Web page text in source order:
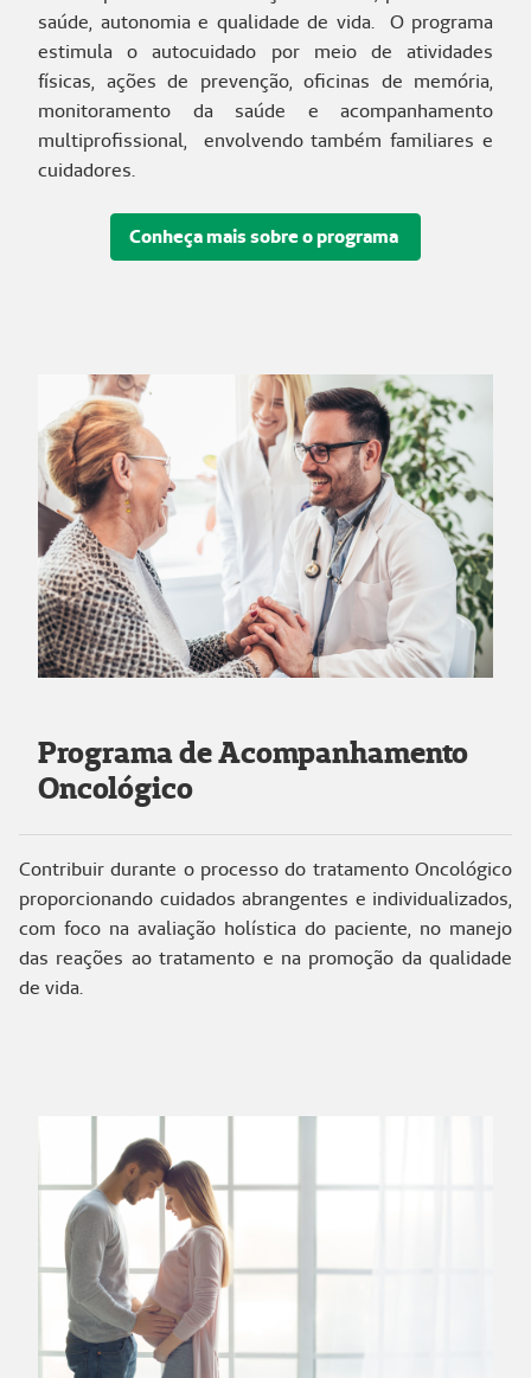
saúde, autonomia e qualidade de vida. O programa
estimula o autocuidado por meio de atividades
físicas, ações de prevenção, oficinas de memória,
monitoramento da saúde e acompanhamento
multiprofissional, envolvendo também familiares e
cuidadores.
Conheça mais sobre o programa
Programa de Acompanhamento
Oncológico
Contribuir durante o processo do tratamento Oncológico
proporcionando cuidados abrangentes e individualizados,
com foco na avaliação holística do paciente, no manejo
das reações ao tratamento e na promoção da qualidade
de vida.